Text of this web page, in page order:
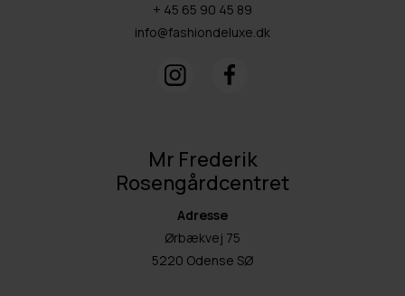
+ 45 65 90 45 89
info@fashiondeluxe.dk
Mr Frederik
Rosengårdcentret
Adresse
Ørbækvej 75
5220 Odense SØ